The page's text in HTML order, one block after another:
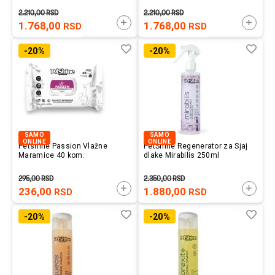
1.768,00 RSD
2.210,00RSD
DODAJTE U KORPU
1.768,00 RSD
2.210,00RSD
-20%
SAMO
ONLINE
Petshine Passion Vlažne
Maramice 40 kom.
236,00 RSD
295,00RSD
DODAJTE U KORPU
Lista
želja
Uporedi
-20%
SAMO
ONLINE
PetShine Regenerator za Sjaj
dlake Mirabilis 250ml
1.880,00 RSD
2.350,00RSD
-20%
Lista
želja
Uporedi
-20%